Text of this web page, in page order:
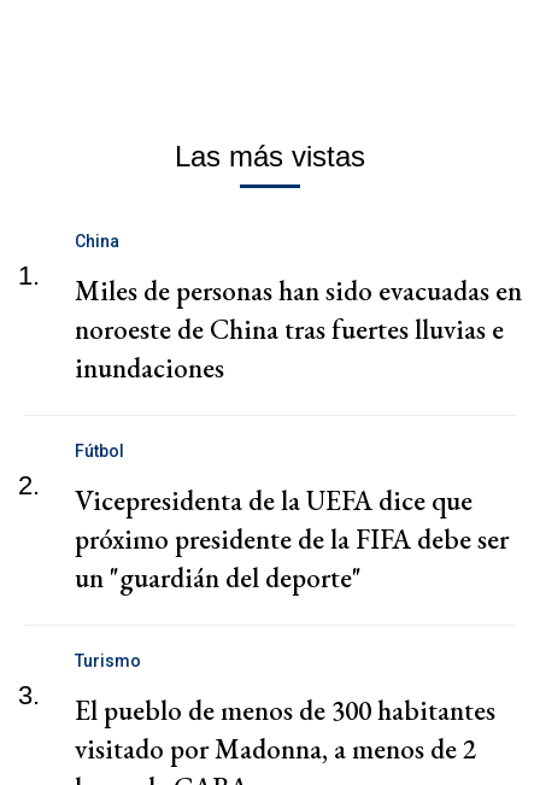
Las más vistas
1.
China
Miles de personas han sido evacuadas en
noroeste de China tras fuertes lluvias e
inundaciones
2.
Fútbol
Vicepresidenta de la UEFA dice que
próximo presidente de la FIFA debe ser
un "guardián del deporte"
3.
Turismo
El pueblo de menos de 300 habitantes
visitado por Madonna, a menos de 2